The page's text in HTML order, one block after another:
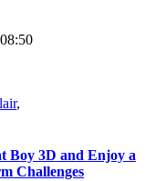
,
Boy 3D and Enjoy a
Challenges